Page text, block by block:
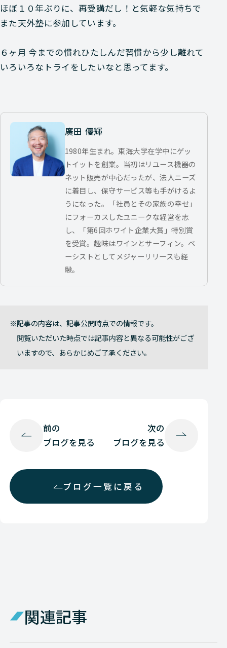
ほぼ１０年ぶりに、再受講だし！と気軽な気持ちで
また天外塾に参加しています。
６ヶ月 今までの慣れひたしんだ習慣から少し離れて
いろいろなトライをしたいなと思ってます。
廣田 優輝
1980年生まれ。東海大学在学中にゲッ
トイットを創業。当初はリユース機器の
ネット販売が中心だったが、法人ニーズ
に着目し、保守サービス等も手がけるよ
うになった。「社員とその家族の幸せ」
にフォーカスしたユニークな経営を志
し、「第6回ホワイト企業大賞」特別賞
を受賞。趣味はワインとサーフィン。ベ
ーシストとしてメジャーリリースも経
験。
記事の内容は、記事公開時点での情報です。
閲覧いただいた時点では記事内容と異なる可能性がござ
いますので、あらかじめご了承ください。
前の
ブログを見る
ブログ一覧に戻る
次の
ブログを見る
関連記事